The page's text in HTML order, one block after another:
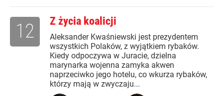
Z życia koalicji
Aleksander Kwaśniewski jest prezydentem
wszystkich Polaków, z wyjątkiem rybaków.
Kiedy odpoczywa w Juracie, dzielna
marynarka wojenna zamyka akwen
naprzeciwko jego hotelu, co wkurza rybaków,
którzy mają w zwyczaju...
12